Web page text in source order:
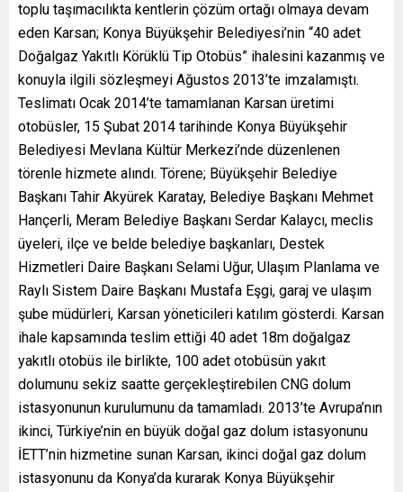
toplu taşımacılıkta kentlerin çözüm ortağı olmaya devam
eden Karsan; Konya Büyükşehir Belediyesi’nin “40 adet
Doğalgaz Yakıtlı Körüklü Tip Otobüs” ihalesini kazanmış ve
konuyla ilgili sözleşmeyi Ağustos 2013’te imzalamıştı.
Teslimatı Ocak 2014’te tamamlanan Karsan üretimi
otobüsler, 15 Şubat 2014 tarihinde Konya Büyükşehir
Belediyesi Mevlana Kültür Merkezi’nde düzenlenen
törenle hizmete alındı. Törene; Büyükşehir Belediye
Başkanı Tahir Akyürek Karatay, Belediye Başkanı Mehmet
Hançerli, Meram Belediye Başkanı Serdar Kalaycı, meclis
üyeleri, ilçe ve belde belediye başkanları, Destek
Hizmetleri Daire Başkanı Selami Uğur, Ulaşım Planlama ve
Raylı Sistem Daire Başkanı Mustafa Eşgi, garaj ve ulaşım
şube müdürleri, Karsan yöneticileri katılım gösterdi. Karsan
ihale kapsamında teslim ettiği 40 adet 18m doğalgaz
yakıtlı otobüs ile birlikte, 100 adet otobüsün yakıt
dolumunu sekiz saatte gerçekleştirebilen CNG dolum
istasyonunun kurulumunu da tamamladı. 2013’te Avrupa’nın
ikinci, Türkiye’nin en büyük doğal gaz dolum istasyonunu
İETT’nin hizmetine sunan Karsan, ikinci doğal gaz dolum
istasyonunu da Konya’da kurarak Konya Büyükşehir